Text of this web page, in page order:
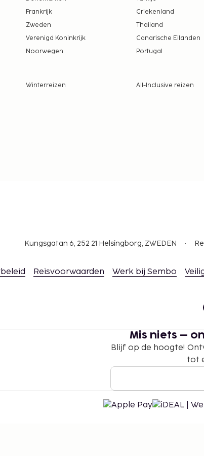
Frankrijk
Griekenland
Zweden
Thailand
Verenigd Koninkrijk
Canarische Eilanden
Noorwegen Portugal
Winterreizen All-Inclusive reizen
Kungsgatan 6, 252 21 Helsingborg, ZWEDEN
Reisvoorwaarden Werk bij Sembo
Mis niets –
Blijf op de hoogte!
tot